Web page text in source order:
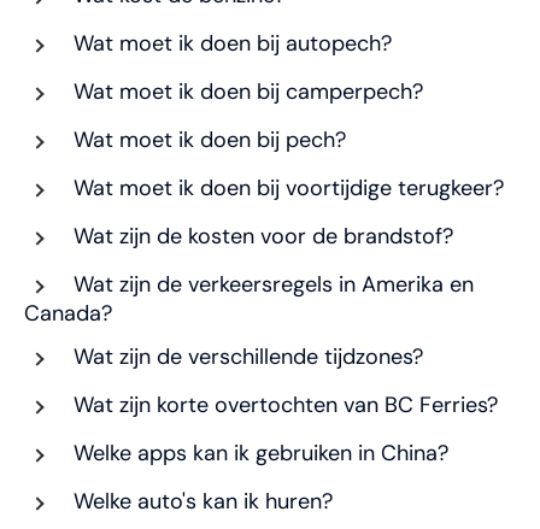
Wat moet ik doen bij autopech?
Wat moet ik doen bij camperpech?
Wat moet ik doen bij pech?
Wat moet ik doen bij voortijdige terugkeer?
Wat zijn de kosten voor de brandstof?
Wat zijn de verkeersregels in Amerika en
Canada?
Wat zijn de verschillende tijdzones?
Wat zijn korte overtochten van BC Ferries?
Welke apps kan ik gebruiken in China?
Welke auto's kan ik huren?